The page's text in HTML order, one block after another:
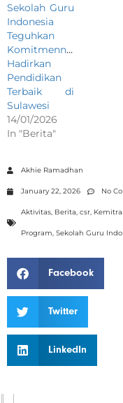
Sekolah Guru
Indonesia
Teguhkan
Komitmennya
Hadirkan
Pendidikan
Terbaik di
Sulawesi
14/01/2026
In "Berita"
Akhie Ramadhan
January 22, 2026 No
Aktivitas Berita csr
Program Sekolah Guru
Facebook
Twitter
LinkedIn